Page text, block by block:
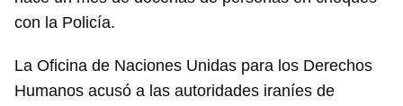
INICIAR SESIÓN CANCELAR
con la Policía.
La Oficina de Naciones Unidas para los Derechos
Humanos acusó a las autoridades iraníes de